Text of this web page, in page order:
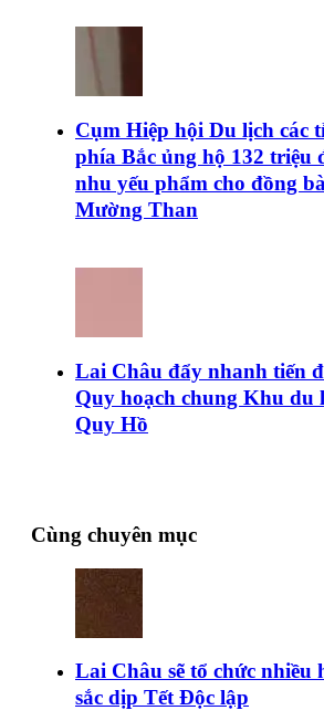
Cụm Hiệp hội Du lịch các
phía Bắc ủng hộ 132 triệu
nhu yếu phẩm cho đồng
Mường Than
Lai Châu đẩy nhanh tiến
Quy hoạch chung Khu du
Quy Hồ
Cùng chuyên mục
Lai Châu sẽ tổ chức nhiều
sắc dịp Tết Độc lập